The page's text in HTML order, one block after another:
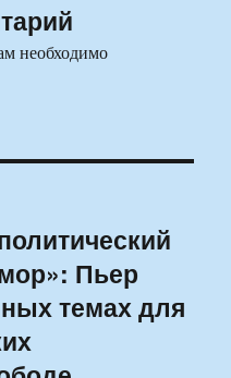
необходимо
Пьер
темах для